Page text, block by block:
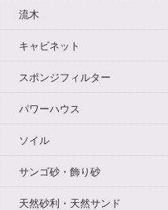
流木
キャビネット
スポンジフィルター
パワーハウス
ソイル
サンゴ砂・飾り砂
天然砂利・天然サンド